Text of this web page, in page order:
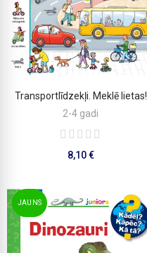
PIEVIENOT GROZAM
Transportlīdzekļi. Meklē lietas!
2-4 gadi
8,10 €
JAUNS